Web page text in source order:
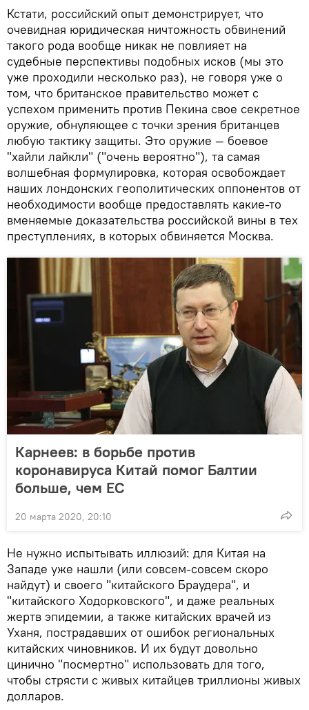
Кстати, российский опыт демонстрирует, что
очевидная юридическая ничтожность обвинений
такого рода вообще никак не повлияет на
судебные перспективы подобных исков (мы это
уже проходили несколько раз), не говоря уже о
том, что британское правительство может с
успехом применить против Пекина свое секретное
оружие, обнуляющее с точки зрения британцев
любую тактику защиты. Это оружие — боевое
"хайли лайкли" ("очень вероятно"), та самая
волшебная формулировка, которая освобождает
наших лондонских геополитических оппонентов от
необходимости вообще предоставлять какие-то
вменяемые доказательства российской вины в тех
преступлениях, в которых обвиняется Москва.
Карнеев: в борьбе против
коронавируса Китай помог Балтии
больше, чем ЕС
20 марта 2020, 20:10
Не нужно испытывать иллюзий: для Китая на
Западе уже нашли (или совсем-совсем скоро
найдут) и своего "китайского Браудера", и
"китайского Ходорковского", и даже реальных
жертв эпидемии, а также китайских врачей из
Уханя, пострадавших от ошибок региональных
китайских чиновников. И их будут довольно
цинично "посмертно" использовать для того,
чтобы стрясти с живых китайцев триллионы живых
долларов.